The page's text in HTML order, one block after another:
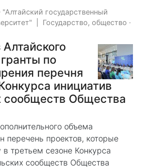
государственный
Государство, общество ·
по
перечня
инициатив
сообществ Общества
объема
перечень проектов, которые
третьем сезоне Конкурса
сообществ Общества